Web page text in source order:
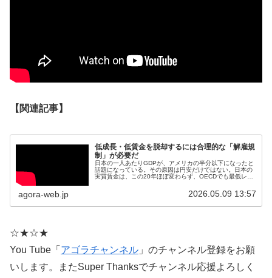
【関連記事】
低成長・低賃金を脱却するには合理的な「解雇規
制」が必要だ
日本の一人あたりGDPが、アメリカの半分以下になったと
話題になっている。その原因は円安だけではない。日本の
実質賃金は、この20年ほぼ変わらず、OECDでも最低レベ
agora-web.jp 2026.05.09 13:57
☆★☆★
You Tube「 アゴラチャンネル 」のチャンネル登録をお願
いします。またSuper Thanksでチャンネル応援よろしく